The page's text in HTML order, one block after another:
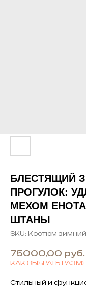
БЛЕСТЯЩИЙ
ПРОГУЛОК:
МЕХОМ
ШТАНЫ
SKU: Костюм
75000,00 руб.
КАК ВЫБРАТЬ
Стильный и